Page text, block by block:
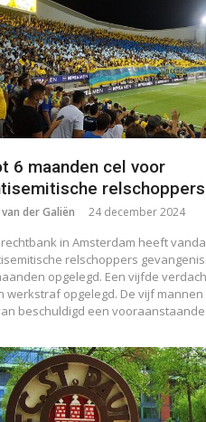
6 maanden cel voor
relschoppers
der Galiën 24 december 2024
rechtbank in Amsterdam heeft
relschoppers
opgelegd. Een vijfde
werkstraf opgelegd. De vijf
beschuldigd een